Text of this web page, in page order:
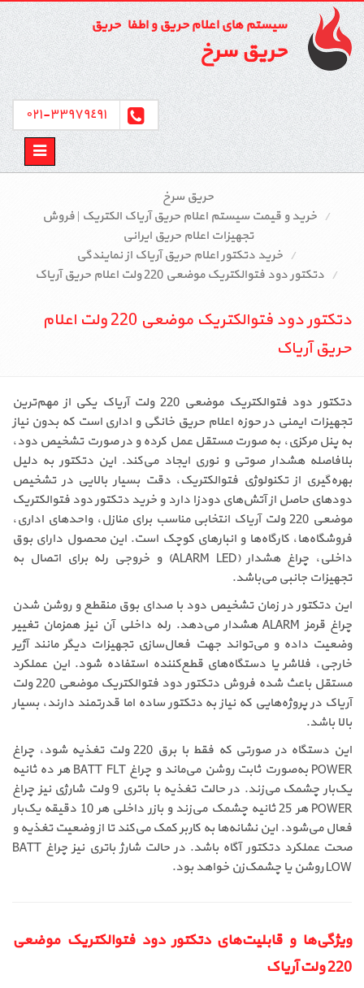
سیستم های اعلام حریق و اطفاء حریق
حریق سرخ
٣٣٩٧٩٤٩١-٠٢١
Toggle
حریق سرخ
خرید و قیمت سیستم اعلام حریق آریاک الکتریک | فروش
تجهیزات اعلام حریق ایرانی
خرید دتکتور اعلام حریق آریاک از نمایندگی
دتکتور دود فتوالکتریک موضعی 220 ولت اعلام حریق آریاک
دتکتور دود فتوالکتریک موضعی 220 ولت اعلام
حریق آریاک
دتکتور دود فتوالکتریک موضعی 220 ولت آریاک یکی از مهم‌ترین
تجهیزات ایمنی در حوزه اعلام حریق خانگی و اداری است که بدون نیاز
به پنل مرکزی، به صورت مستقل عمل کرده و در صورت تشخیص دود،
بلافاصله هشدار صوتی و نوری ایجاد می‌کند. این دتکتور به دلیل
بهره‌گیری از تکنولوژی فتوالکتریک، دقت بسیار بالایی در تشخیص
دودهای حاصل از آتش‌های دودزا دارد و خرید دتکتور دود فتوالکتریک
موضعی 220 ولت آریاک انتخابی مناسب برای منازل، واحدهای اداری،
فروشگاه‌ها، کارگاه‌ها و انبارهای کوچک است. این محصول دارای بوق
داخلی، چراغ هشدار (ALARM LED) و خروجی رله برای اتصال به
تجهیزات جانبی می‌باشد.
این دتکتور در زمان تشخیص دود با صدای بوق منقطع و روشن شدن
چراغ قرمز ALARM هشدار می‌دهد. رله داخلی آن نیز همزمان تغییر
وضعیت داده و می‌تواند جهت فعال‌سازی تجهیزات دیگر مانند آژیر
خارجی، فلاشر یا دستگاه‌های قطع‌کننده استفاده شود. این عملکرد
مستقل باعث شده فروش دتکتور دود فتوالکتریک موضعی 220 ولت
آریاک در پروژه‌هایی که نیاز به دتکتور ساده اما قدرتمند دارند، بسیار
بالا باشد.
این دستگاه در صورتی که فقط با برق 220 ولت تغذیه شود، چراغ
POWER به‌صورت ثابت روشن می‌ماند و چراغ BATT FLT هر ده ثانیه
یک‌بار چشمک می‌زند. در حالت تغذیه با باتری 9 ولت شارژی نیز چراغ
POWER هر 25 ثانیه چشمک می‌زند و بازر داخلی هر 10 دقیقه یک‌بار
فعال می‌شود. این نشانه‌ها به کاربر کمک می‌کند تا از وضعیت تغذیه و
صحت عملکرد دتکتور آگاه باشد. در حالت شارژ باتری نیز چراغ BATT
LOW روشن یا چشمک‌زن خواهد بود.
ویژگی‌ها و قابلیت‌های دتکتور دود فتوالکتریک موضعی
220 ولت آریاک